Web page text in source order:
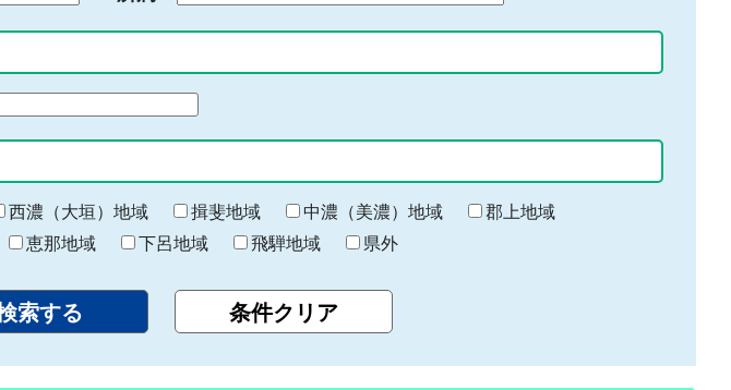
西濃（大垣）地域 揖斐地域 中濃（美濃）地域
郡上地域
恵那地域 下呂地域 飛騨地域 県外